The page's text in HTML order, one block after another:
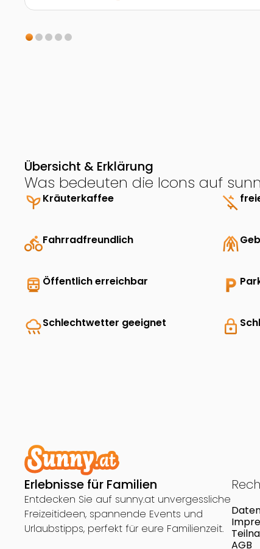
Übersicht & Erklärung
Was bedeuten die Icons auf
psychiatryKräuterkaffee money_off
directions_bikeFahrradfreundlich folded_hands
directions_transit Öffentlich erreichbar local_parking
rainySchlechtwetter geeignet lock
Erlebnisse für Familien
Entdecken Sie auf sunny.at unvergessliche
Freizeitideen, spannende Events und
Urlaubstipps, perfekt für eure Familienzeit.
AGB